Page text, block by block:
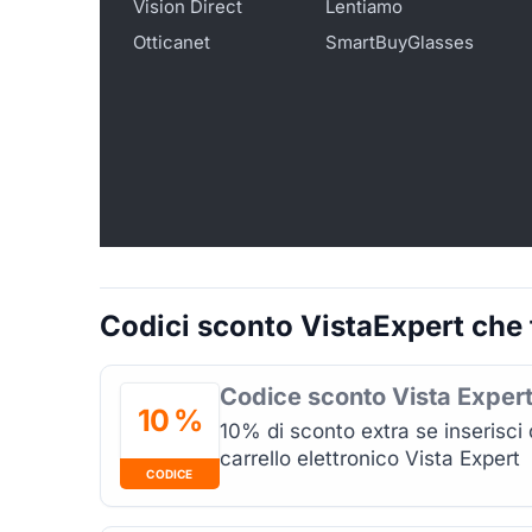
Vision Direct
Lentiamo
Otticanet
SmartBuyGlasses
Codici sconto VistaExpert che
10 %
CODICE
Codice sconto Vista Expert
10% di sconto extra se
carrello elettronico Vista Expert